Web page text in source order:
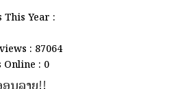
This Year :
: 87064
Online : 0